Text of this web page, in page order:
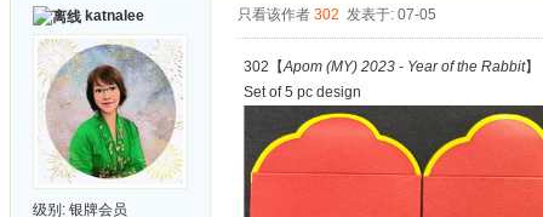
katnalee
级别: 银牌会员
只看该作者 302 发表于: 07-05
302【Apom (MY) 2023 - Year of the Rabbit】
Set of 5 pc design